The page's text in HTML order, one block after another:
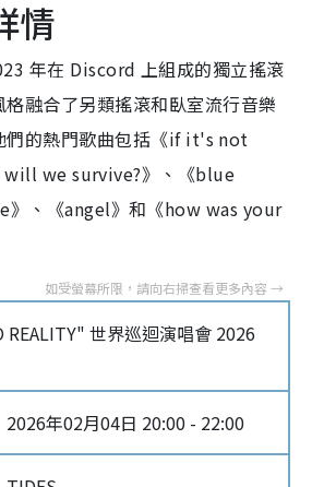
情
年在 Discord 上組成的獨立搖滾
融合了另類搖滾和臥室流行音樂
們的熱門歌曲包括《if it's not
we survive?》、《blue
、《angel》和《how was your
REALITY" 世界巡迴演唱會 2026
2026年02月04日 20:00 - 22:00